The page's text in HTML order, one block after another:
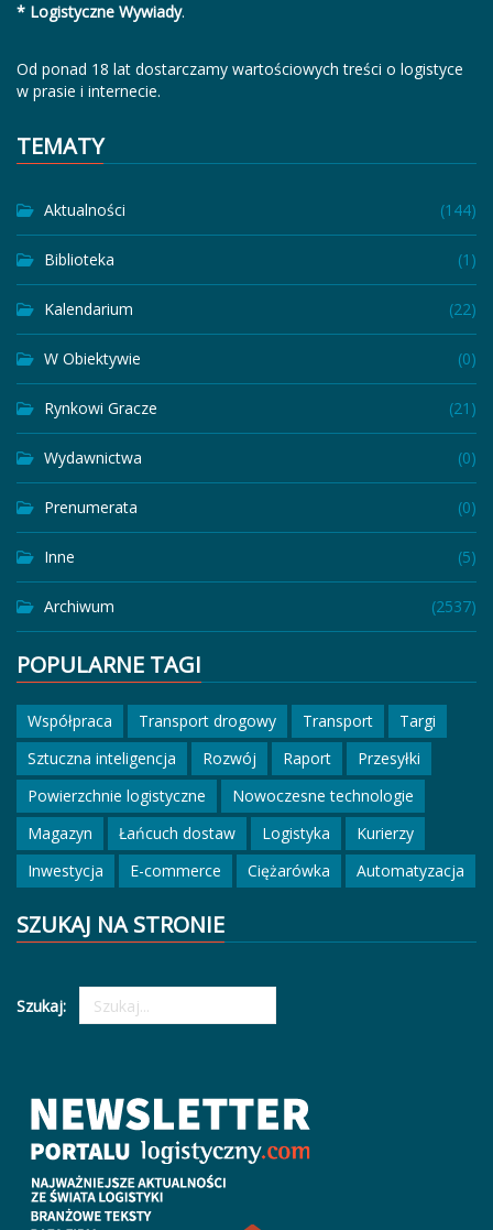
* Logistyczne Wywiady.
Od ponad 18 lat dostarczamy wartościowych treści o logistyce
w prasie i internecie.
TEMATY
Aktualności (144)
Biblioteka (1)
Kalendarium (22)
W Obiektywie (0)
Rynkowi Gracze (21)
Wydawnictwa (0)
Prenumerata (0)
Inne (5)
Archiwum (2537)
POPULARNE TAGI
Współpraca Transport drogowy Transport
Targi
Sztuczna inteligencja
Rozwój Raport
Przesyłki
Powierzchnie logistyczne
Nowoczesne technologie
Magazyn
Łańcuch dostaw Logistyka
Kurierzy
Inwestycja
E-commerce Ciężarówka Automatyzacja
SZUKAJ NA STRONIE
Szukaj: